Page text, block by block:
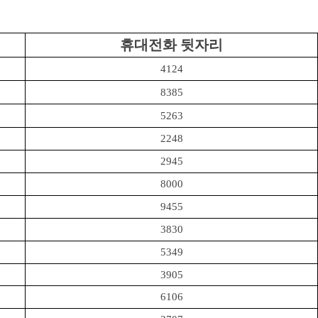
휴대전화 뒷자리
4124
8385
5263
2248
2945
8000
9455
3830
5349
3905
6106